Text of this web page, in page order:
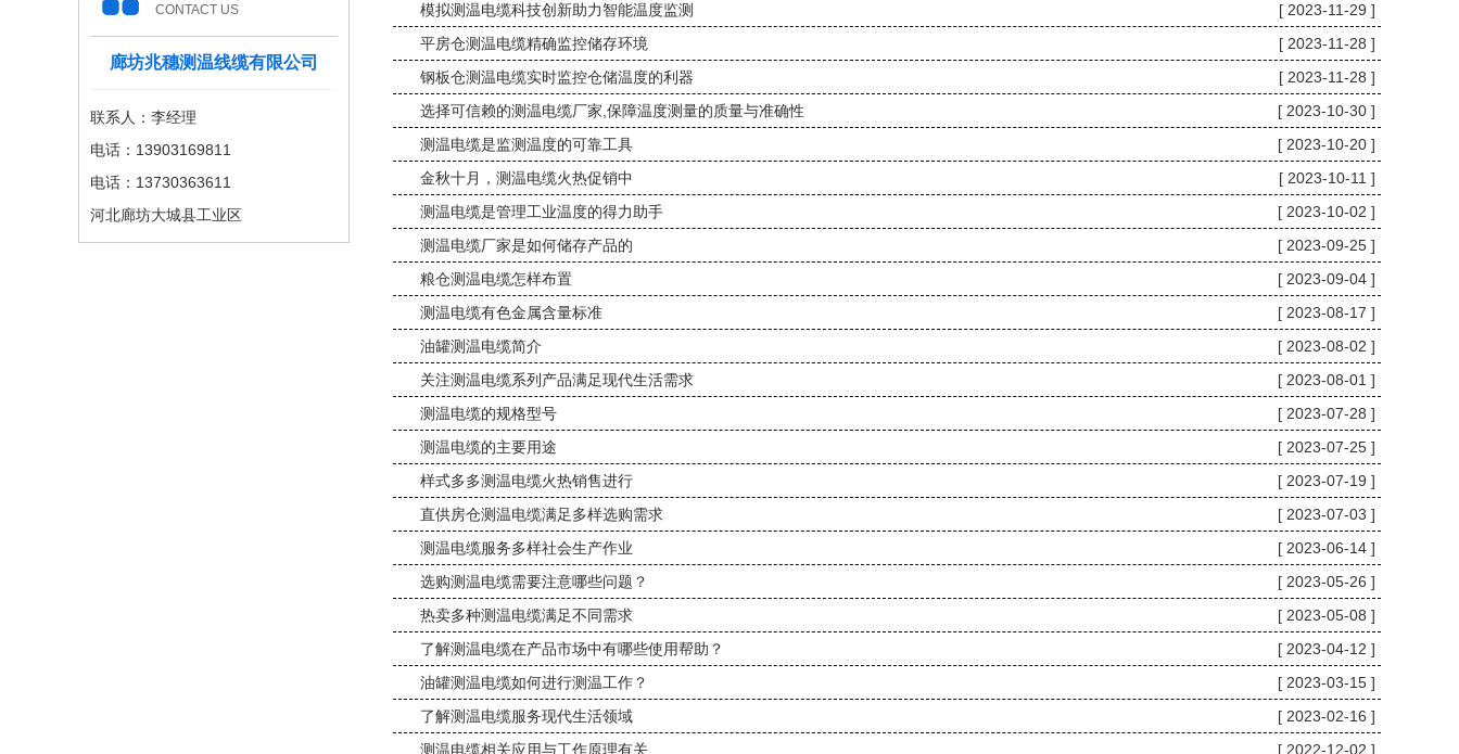
模拟测温电缆科技创新助力智能温度监测
[ 2023-11-29 ]
平房仓测温电缆精确监控储存环境
[ 2023-11-28 ]
钢板仓测温电缆实时监控仓储温度的利器
[ 2023-11-28 ]
选择可信赖的测温电缆厂家,保障温度测量的质量与准确性
[ 2023-10-30 ]
测温电缆是监测温度的可靠工具
[ 2023-10-20 ]
金秋十月，测温电缆火热促销中
[ 2023-10-11 ]
测温电缆是管理工业温度的得力助手
[ 2023-10-02 ]
测温电缆厂家是如何储存产品的
[ 2023-09-25 ]
粮仓测温电缆怎样布置
[ 2023-09-04 ]
测温电缆有色金属含量标准
[ 2023-08-17 ]
油罐测温电缆简介
[ 2023-08-02 ]
关注测温电缆系列产品满足现代生活需求
[ 2023-08-01 ]
测温电缆的规格型号
[ 2023-07-28 ]
测温电缆的主要用途
[ 2023-07-25 ]
样式多多测温电缆火热销售进行
[ 2023-07-19 ]
直供房仓测温电缆满足多样选购需求
[ 2023-07-03 ]
测温电缆服务多样社会生产作业
[ 2023-06-14 ]
选购测温电缆需要注意哪些问题？
[ 2023-05-26 ]
热卖多种测温电缆满足不同需求
[ 2023-05-08 ]
了解测温电缆在产品市场中有哪些使用帮助？
[ 2023-04-12 ]
油罐测温电缆如何进行测温工作？
[ 2023-03-15 ]
了解测温电缆服务现代生活领域
[ 2023-02-16 ]
测温电缆相关应用与工作原理有关
[ 2022-12-02 ]
CONTACT US
廊坊兆穗测温线缆有限公司
联系人：李经理
电话：13903169811
电话：13730363611
河北廊坊大城县工业区